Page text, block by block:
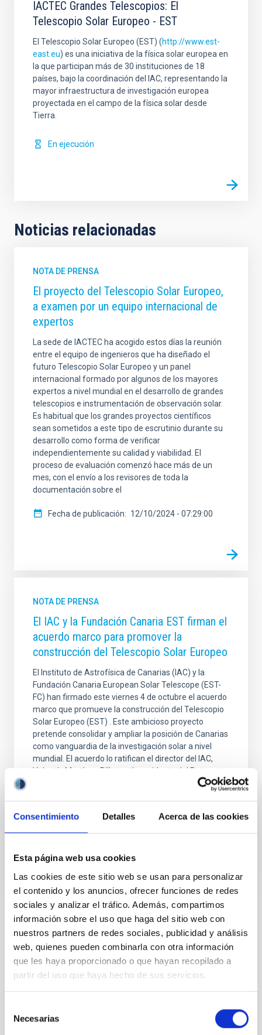
Consentimiento Detalles Acerca de las cookies
Esta página web usa cookies
Las cookies de este sitio web se usan para personalizar
el contenido y los anuncios, ofrecer funciones de redes
sociales y analizar el tráfico. Además, compartimos
información sobre el uso que haga del sitio web con
nuestros partners de redes sociales, publicidad y análisis
web, quienes pueden combinarla con otra información
que les haya proporcionado o que hayan recopilado a
partir del uso que haya hecho de sus servicios.
Necesarias
IACTEC Grandes Telescopios: El
Telescopio Solar Europeo - EST
El Telescopio Solar Europeo (EST) (http://www.est-
east.eu) es una iniciativa de la física solar europea en
la que participan más de 30 instituciones de 18
países, bajo la coordinación del IAC, representando la
mayor infraestructura de investigación europea
proyectada en el campo de la física solar desde
Tierra.
En ejecución
Noticias relacionadas
NOTA DE PRENSA
El proyecto del Telescopio Solar Europeo,
a examen por un equipo internacional de
expertos
La sede de IACTEC ha acogido estos días la reunión
entre el equipo de ingenieros que ha diseñado el
futuro Telescopio Solar Europeo y un panel
internacional formado por algunos de los mayores
expertos a nivel mundial en el desarrollo de grandes
telescopios e instrumentación de observación solar.
Es habitual que los grandes proyectos científicos
sean sometidos a este tipo de escrutinio durante su
desarrollo como forma de verificar
independientemente su calidad y viabilidad. El
proceso de evaluación comenzó hace más de un
mes, con el envío a los revisores de toda la
documentación sobre el
Fecha de publicación 12/10/2024 - 07:29:00
NOTA DE PRENSA
El IAC y la Fundación Canaria EST firman el
acuerdo marco para promover la
construcción del Telescopio Solar Europeo
El Instituto de Astrofísica de Canarias (IAC) y la
Fundación Canaria European Solar Telescope (EST-
FC) han firmado este viernes 4 de octubre el acuerdo
marco que promueve la construcción del Telescopio
Solar Europeo (EST) . Este ambicioso proyecto
pretende consolidar y ampliar la posición de Canarias
como vanguardia de la investigación solar a nivel
mundial. El acuerdo lo ratifican el director del IAC,
Valentín Martínez Pillet, y el presidente del Patronato,
Manuel Collados, en representación de EST-FC. En el
acto de firma han estado presentes otros miembros
Fecha de publicación 04/10/2024 - 16:16
TIPO DE NOTICIA
FOTONOTICIA
ÁMBITO
CIENCIA Y TECNOLOGÍA
Tecnología
Astronomía solar